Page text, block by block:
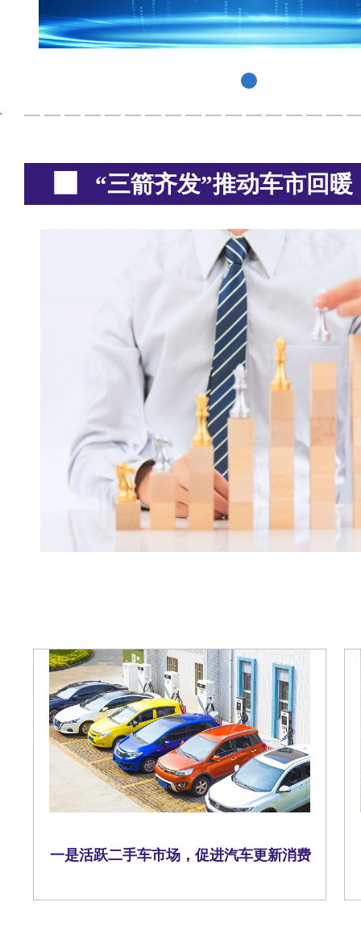
“三箭齐发”推动车市回暖
一是活跃二手车市场，促进汽车更新消费